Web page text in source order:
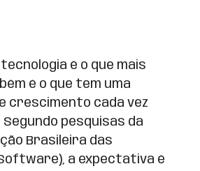
é o que mais
é o que tem uma
crescimento cada vez
pesquisas da
Brasileira das
a expectativa é